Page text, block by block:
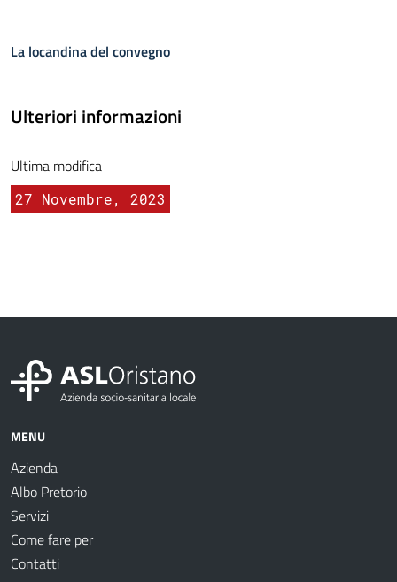
La locandina del convegno
Ulteriori informazioni
Ultima modifica
27 Novembre, 2023
MENU
Azienda
Albo Pretorio
Servizi
Come fare per
Contatti